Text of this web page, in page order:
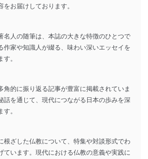
ーQ＆ サイトのサービス内容のご案内の
ス、キャンペーン等の広告に関す
るご案内のため
方の
提携
委託
ビス
の
購入商品配送のため
提携企業及びお客様がご購入され
当社のサービス利用状況の把握お
よびその分析のため
お届けしております。
名人の随筆は、本誌の大きな特徴のひとつで
作家や知識人が綴る、味わい深いエッセイを
。
角的に振り返る記事が豊富に掲載されていま
話を通じて、現代につながる日本の歩みを深
。
根ざした仏教について、特集や対談形式でわ
ています。現代における仏教の意義や実践に